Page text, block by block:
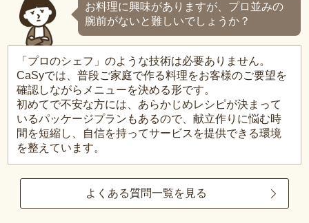
お料理に興味がありますが、プロ並みの
腕前がないと難しいでしょうか？
「プロのシェフ」のような技術は必要ありません。
CaSyでは、普段ご家庭で作る料理をお客様のご要望を
確認しながらメニューを決める形です。
初めてで不安な方には、あらかじめレシピが決まって
いるパッケージプランもあるので、献立作りに悩む時
間を短縮し、自信を持ってサービスを提供できる環境
を整えています。
よくある質問一覧を見る